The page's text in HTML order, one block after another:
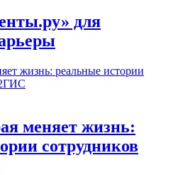
для
меняет жизнь:
сотрудников